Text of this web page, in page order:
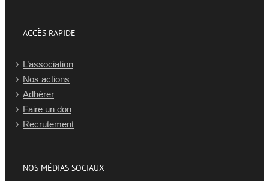
ACCÈS RAPIDE
L’association
Nos actions
Adhérer
Faire un don
Recrutement
NOS MÉDIAS SOCIAUX